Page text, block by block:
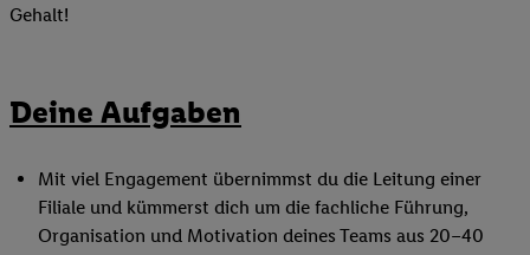
Gehalt!
Deine Aufgaben
Mit viel Engagement übernimmst du die Leitung einer
Filiale und kümmerst dich um die fachliche Führung,
Organisation und Motivation deines Teams aus 20–40